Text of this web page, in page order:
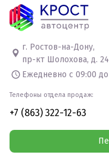
г. Ростов-на-Дону,
пр-кт Шолохова, д.
Ежедневно с 09:00
Телефоны отдела продаж:
+7 (863) 322-12-63